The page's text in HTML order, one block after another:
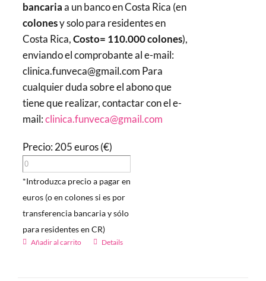
bancariaa un banco en Costa Rica (en
colonesy solo para residentes en
Costa Rica,Costo= 110.000 colones),
enviando el comprobante al e-mail:
clinica.funveca@gmail.com Para
cualquier duda sobre el abono que
tiene que realizar, contactar con el e-
mail:clinica.funveca@gmail.com
Precio: 205 euros (€)
*Introduzca precio a pagar en
euros (o en colones si es por
transferencia bancaria y sólo
para residentes en CR)
Añadir al carrito Details